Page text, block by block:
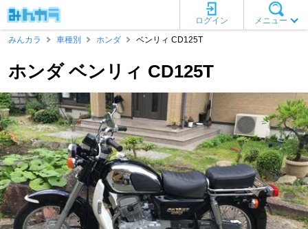
メニュー
ログイン
みんカラ
車種別 ホンダ ベンリィ CD125T
ホンダ ベンリィ CD125T